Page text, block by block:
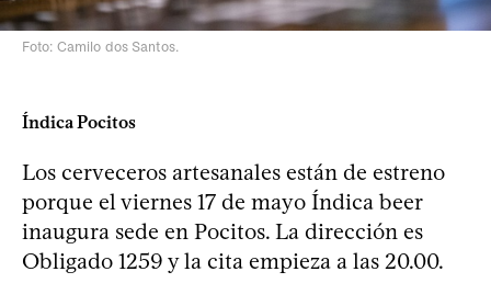
Foto: Camilo dos Santos.
Índica Pocitos
Los cerveceros artesanales están de estreno
porque el viernes 17 de mayo Índica beer
inaugura sede en Pocitos. La dirección es
Obligado 1259 y la cita empieza a las 20.00.